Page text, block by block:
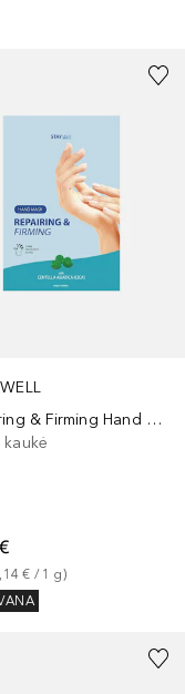
Repairing & Firming Hand Mask Cica
kaukė
€ / 1 g)